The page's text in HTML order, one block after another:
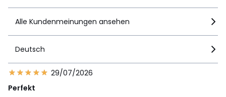
Alle Kundenmeinungen ansehen
Deutsch
29/07/2026
Perfekt